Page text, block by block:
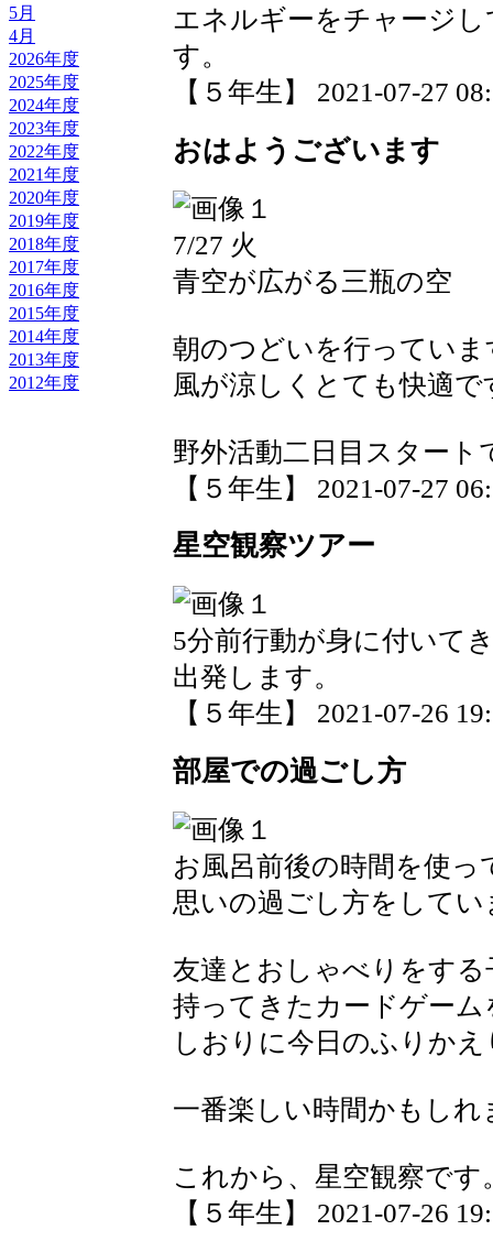
5月
4月
2026年度
2025年度
2024年度
2023年度
2022年度
2021年度
2020年度
2019年度
2018年度
2017年度
2016年度
2015年度
2014年度
2013年度
2012年度
エネルギーをチャージ
す。
【５年生】 2021-07-27
おはようございます
7/27 火
青空が広がる三瓶の空
朝のつどいを行っていま
風が涼しくとても快適で
野外活動二日目スタート
【５年生】 2021-07-27
星空観察ツアー
5分前行動が身に付いて
出発します。
【５年生】 2021-07-26
部屋での過ごし方
お風呂前後の時間を使
思いの過ごし方をしてい
友達とおしゃべりをする
持ってきたカードゲーム
しおりに今日のふりか
一番楽しい時間かもしれ
これから、星空観察です
【５年生】 2021-07-26